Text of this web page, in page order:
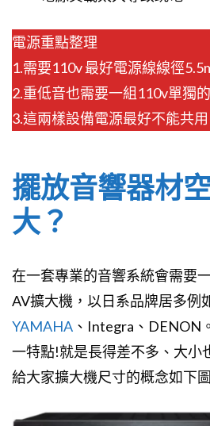
電源重點整理
1.需要110v 最好電源線線徑
2.重低音也需要一組110v單獨
3.這兩樣設備電源最好不能共
擺放音響器材
大？
在一套專業的音響系統會需要
AV擴大機，以日系品牌居多例
YAMAHA 、Integra、DENON
一特點!就是長得差不多、大小
給大家擴大機尺寸的概念如下圖